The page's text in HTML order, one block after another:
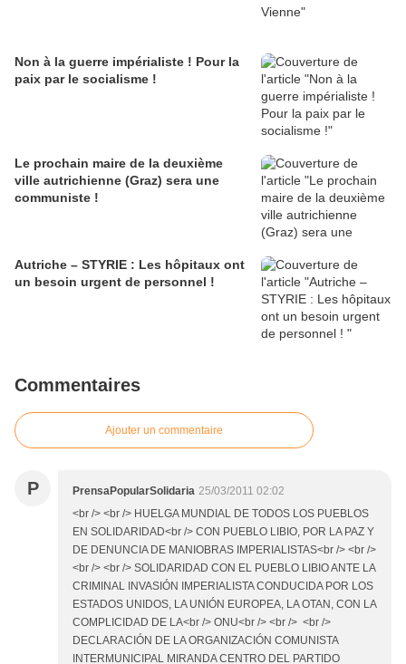
Non à la guerre impérialiste ! Pour la
paix par le socialisme !
Le prochain maire de la deuxième
ville autrichienne (Graz) sera une
communiste !
Autriche – STYRIE : Les hôpitaux ont
un besoin urgent de personnel !
Commentaires
Ajouter un commentaire
P PrensaPopularSolidaria 25/03/2011 02:02
<br /> <br /> HUELGA MUNDIAL DE TODOS LOS PUEBLOS
EN SOLIDARIDAD<br /> CON PUEBLO LIBIO, POR LA PAZ Y
DE DENUNCIA DE MANIOBRAS IMPERIALISTAS<br /> <br />
<br /> <br /> SOLIDARIDAD CON EL PUEBLO LIBIO ANTE LA
CRIMINAL INVASIÓN IMPERIALISTA CONDUCIDA POR LOS
ESTADOS UNIDOS, LA UNIÓN EUROPEA, LA OTAN, CON LA
COMPLICIDAD DE LA<br /> ONU<br /> <br /> <br />
DECLARACIÓN DE LA ORGANIZACIÓN COMUNISTA
INTERMUNICIPAL MIRANDA CENTRO DEL PARTIDO